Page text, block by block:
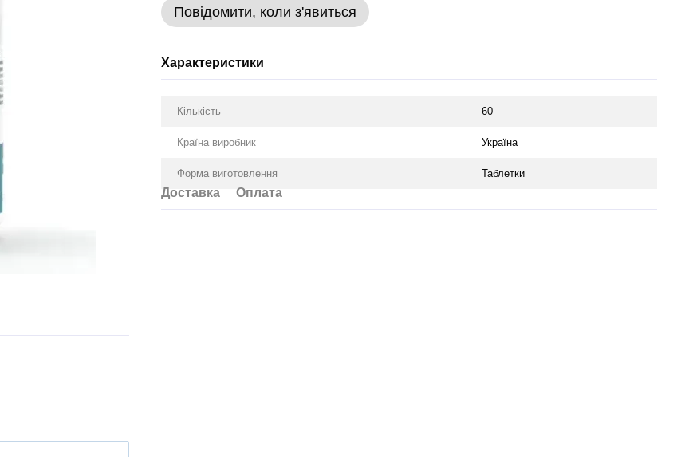
Повідомити, коли з'явиться
Характеристики
Кількість 60
Країна виробник Україна
Форма виготовлення Таблетки
Доставка Оплата